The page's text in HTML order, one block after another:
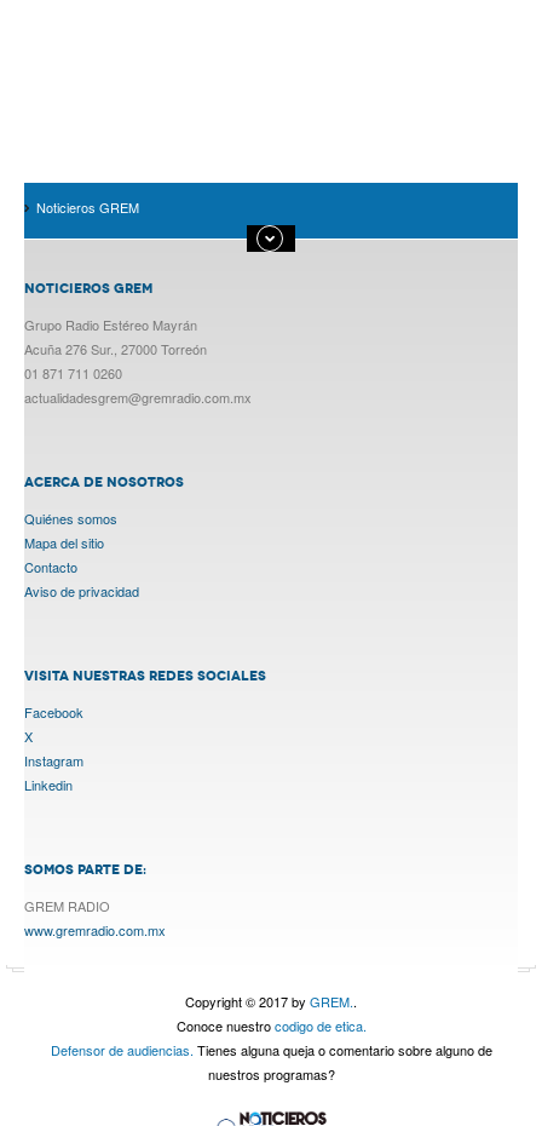
Noticieros GREM
NOTICIEROS GREM
Grupo Radio Estéreo Mayrán
Acuña 276 Sur., 27000 Torreón
01 871 711 0260
actualidadesgrem@gremradio.com.mx
ACERCA DE NOSOTROS
Quiénes somos
Mapa del sitio
Contacto
Aviso de privacidad
VISITA NUESTRAS REDES SOCIALES
Facebook
X
Instagram
Linkedin
SOMOS PARTE DE:
GREM RADIO
www.gremradio.com.mx
Copyright © 2017 by GREM..
Conoce nuestrocodigo de etica.
Defensor de audiencias. Tienes alguna queja o comentario sobre alguno de
nuestros programas?